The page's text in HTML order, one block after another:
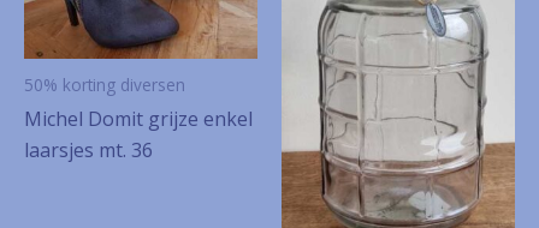
50% korting diversen
Michel Domit grijze enkel
laarsjes mt. 36